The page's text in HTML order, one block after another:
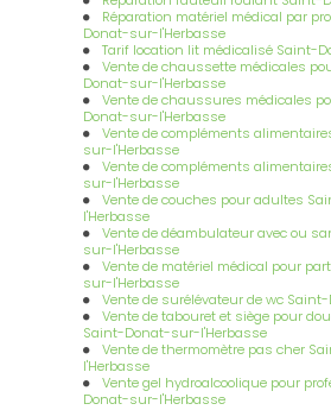
Réparation matériel médical par
Donat-sur-l'Herbasse
Tarif location lit médicalisé Saint-
Vente de chaussette médicales
Donat-sur-l'Herbasse
Vente de chaussures médicales
Donat-sur-l'Herbasse
Vente de compléments
sur-l'Herbasse
Vente de compléments
sur-l'Herbasse
Vente de couches pour adultes
l'Herbasse
Vente de déambulateur avec ou
sur-l'Herbasse
Vente de matériel médical pour
sur-l'Herbasse
Vente de surélévateur de wc
Vente de tabouret et siège pour
Saint-Donat-sur-l'Herbasse
Vente de thermomètre pas cher
l'Herbasse
Vente gel hydroalcoolique pour
Donat-sur-l'Herbasse